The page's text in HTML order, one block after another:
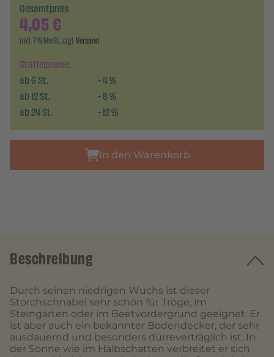
Staffelpreise:
ab6St. -4%
ab12St. -8%
ab24St. -12%
Gesamtpreis
4,05€
inkl. 7 % MwSt. zzgl.Versand
In den Warenkorb
Beschreibung
Durch seinen niedrigen Wuchs ist dieser
Storchschnabel sehr schön für Tröge, im
Steingarten oder im Beetvordergrund geeignet. Er
ist aber auch ein bekannter Bodendecker, der sehr
ausdauernd und besonders dürreverträglich ist. In
der Sonne wie im Halbschatten verbreitet er sich